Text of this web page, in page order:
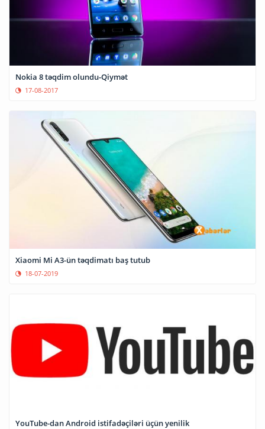
Nokia 8 təqdim olundu-Qiymət
17-08-2017
Xiaomi Mi A3-ün təqdimatı baş tutub
18-07-2019
YouTube-dan Android istifadəçiləri üçün yenilik